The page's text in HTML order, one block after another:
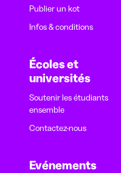
Publier un kot
Infos & conditions
Écoles et
universités
Soutenir les étudiants
ensemble
Contactez-nous
Evénements